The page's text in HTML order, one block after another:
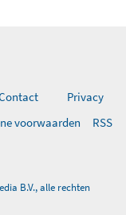
Privacy
voorwaarden
RSS
B.V., alle rechten